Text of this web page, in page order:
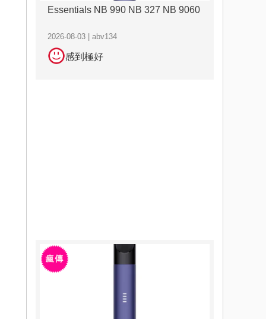
Essentials NB 990 NB 327 NB 9060
2026-08-03 | abv134
感到極好